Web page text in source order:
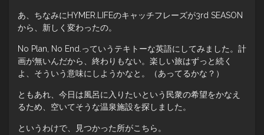
あ、ちなみにHYMER.LIFEのキャッチフレーズが3rd SEASON
から、新しく変わったの。
No Plan, No End.っていうテキトーな英語にしてみました。計
画が無いんだから、終わりもない。楽しい旅はずっと続く
よ、そういう意味にしようかなと。（あってるかな？）
ともあれ、今日は風呂に入りたいという民衆の希望をかなえ
るため、空いてそうな温泉施設を探しました。
というわけで、見つかった所がこちら。